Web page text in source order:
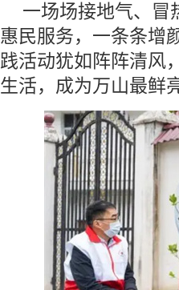
一场场接地气、冒
惠民服务，一条条
践活动犹如阵阵清风
生活，成为万山最鲜